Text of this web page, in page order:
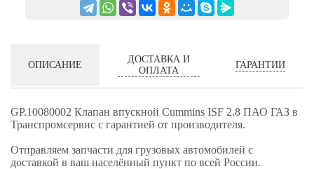
ОПИСАНИЕ
ДОСТАВКА И
ОПЛАТА
ГАРАНТИИ
GP.10080002 Клапан впускной Cummins ISF 2.8 ПАО ГАЗ в
Транспромсервис с гарантией от производителя.
Отправляем запчасти для грузовых автомобилей с
доставкой в ваш населённый пункт по всей России.